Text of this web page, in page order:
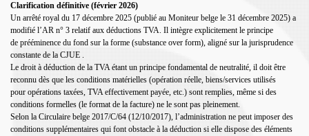
Clarification définitive (février 2026)
Un arrêté royal du 17 décembre 2025 (publié au Moniteur belge le 31 décembre 2025) a
modifié l’AR n° 3 relatif aux déductions TVA. Il intègre explicitement le principe
de prééminence du fond sur la forme (substance over form), aligné sur la jurisprudence
constante de la CJUE .
Le droit à déduction de la TVA étant un principe fondamental de neutralité, il doit être
reconnu dès que les conditions matérielles (opération réelle, biens/services utilisés
pour opérations taxées, TVA effectivement payée, etc.) sont remplies, même si des
conditions formelles (le format de la facture) ne le sont pas pleinement.
Selon la Circulaire belge 2017/C/64 (12/10/2017), l’administration ne peut imposer des
conditions supplémentaires qui font obstacle à la déduction si elle dispose des éléments